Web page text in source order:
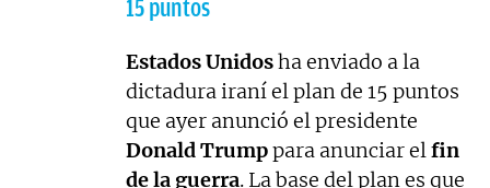
15 puntos
Estados Unidosha enviado a la
dictadura iraní el plan de 15 puntos
que ayer anunció el presidente
Donald Trumppara anunciar elfin
de la guerra. La base del plan es que